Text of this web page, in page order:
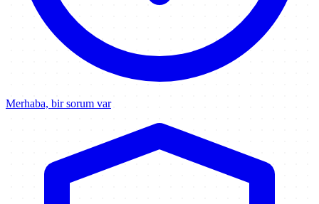
Merhaba, bir sorum var